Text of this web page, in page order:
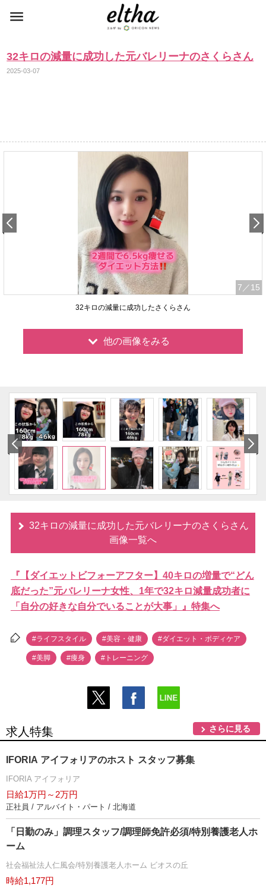
32キロの減量に成功した元バレリーナのさくらさん
2025-03-07
7 ／15
32キロの減量に成功したさくらさん
他の画像をみる
32キロの減量に成功した元バレリーナのさくらさん
画像一覧へ
『【ダイエットビフォーアフター】40キロの増量で“どん
底だった”元バレリーナ女性、1年で32キロ減量成功者に
「自分の好きな自分でいることが大事」』特集へ
#ライフスタイル #美容・健康 #ダイエット・ボディケア
#美脚 #痩身 #トレーニング
求人特集 さらに見る
IFORIA アイフォリアのホスト スタッフ募集
IFORIA アイフォリア
日給1万円～2万円
正社員 / アルバイト・パート / 北海道
「日勤のみ」調理スタッフ/調理師免許必須/特別養護老人ホ
ーム
社会福祉法人仁風会/特別養護老人ホーム ビオスの丘
時給1,177円